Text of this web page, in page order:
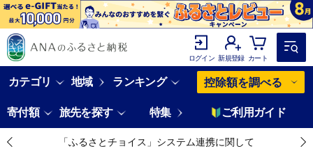
ログイン 新規登録 カート
カテゴリ 地域 ランキング 控除額を調べる
寄付額 旅先を探す 特集 ご利用ガイド
「ふるさとチョイス」システム連携に関して